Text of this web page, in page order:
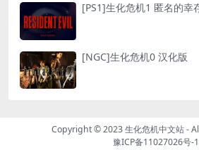
[PS1]生化危机1 匿名的幸
[NGC]生化危机0 汉化版
Copyright © 2023生化危机中文站-
豫ICP备11027026号-